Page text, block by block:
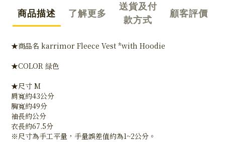
商品描述 了解更多
送貨及付
款方式
顧客評價
★商品名 karrimor Fleece Vest *with Hoodie
★COLOR 緑色
★尺寸 M
肩寬約43公分
胸寬約49分
袖長約公分
衣長約67.5分
※尺寸為手工平量，手量誤差值約為1~2公分。